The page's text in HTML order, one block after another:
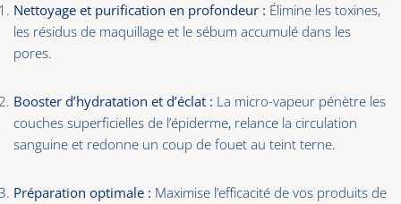
Nettoyage et purification en profondeur : Élimine les toxines,
les résidus de maquillage et le sébum accumulé dans les
pores.
Booster d’hydratation et d’éclat : La micro-vapeur pénètre les
couches superficielles de l’épiderme, relance la circulation
sanguine et redonne un coup de fouet au teint terne.
Préparation optimale : Maximise l’efficacité de vos produits de